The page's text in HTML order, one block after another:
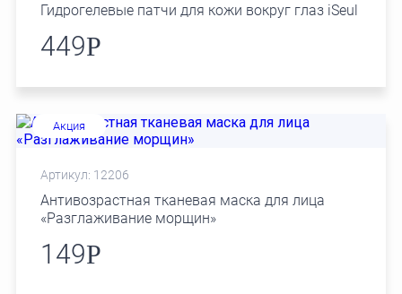
Гидрогелевые патчи для кожи вокруг глаз iSeul
449Р
Акция
Артикул: 12206
Антивозрастная тканевая маска для лица
«Разглаживание морщин»
149Р